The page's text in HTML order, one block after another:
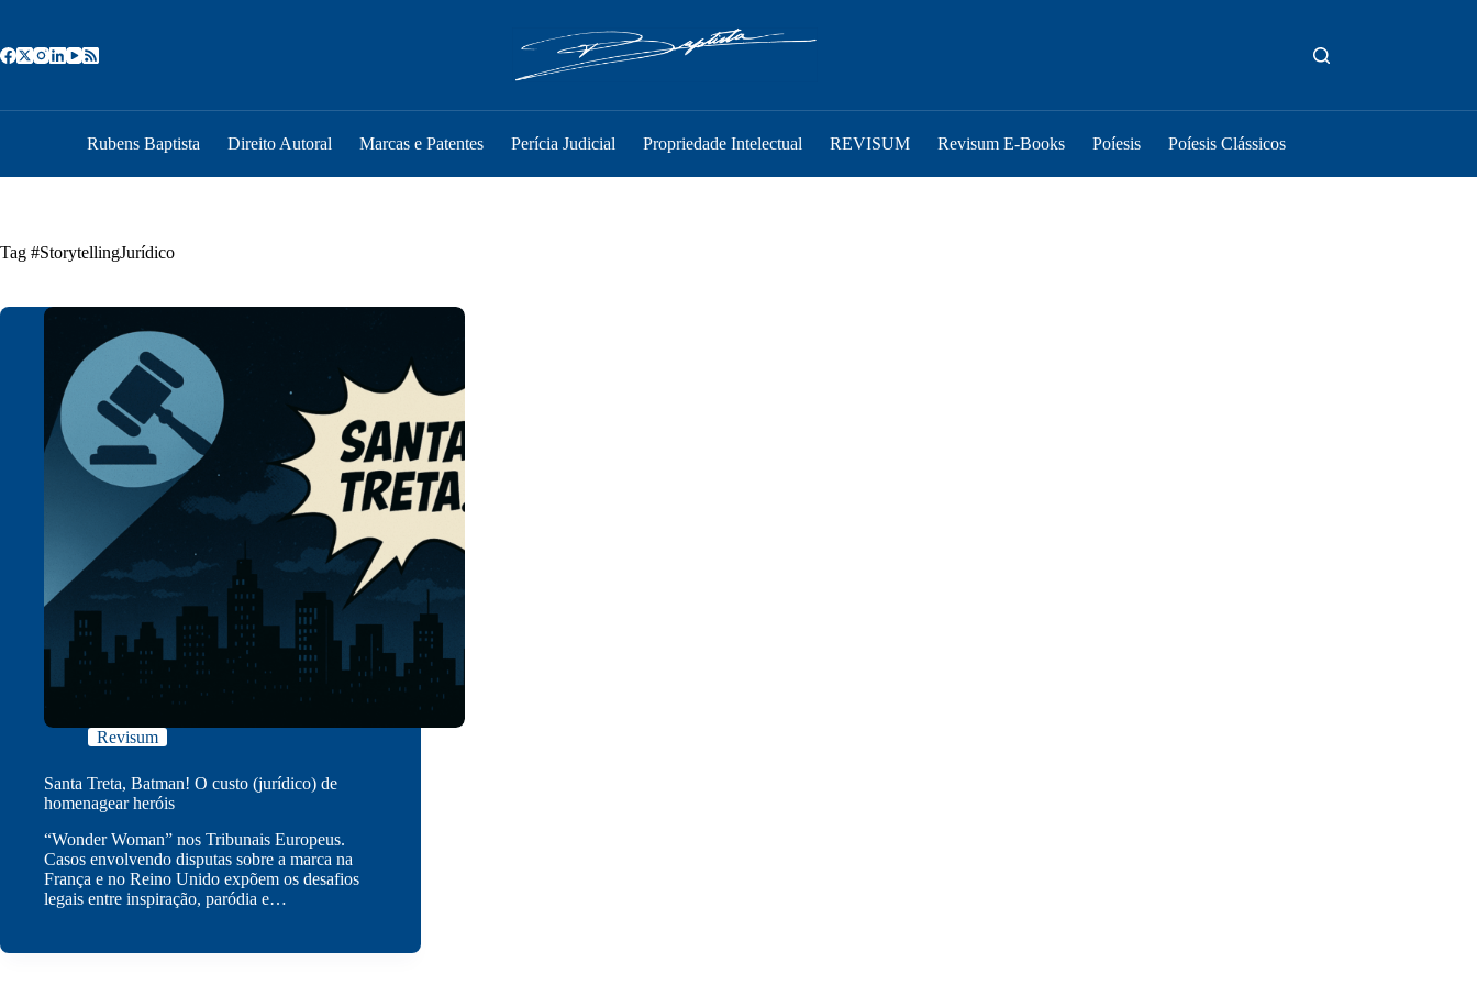
o
conteúdo
Rubens Baptista Direito Autoral Marcas e Patentes Perícia Judicial Propriedade Intelectual REVISUM Revisum E-Books Poíesis Poíesis Clássicos
Tag #StorytellingJurídico
Revisum
Santa Treta, Batman! O custo (jurídico) de
homenagear heróis
“Wonder Woman” nos Tribunais Europeus.
Casos envolvendo disputas sobre a marca na
França e no Reino Unido expõem os desafios
legais entre inspiração, paródia e…